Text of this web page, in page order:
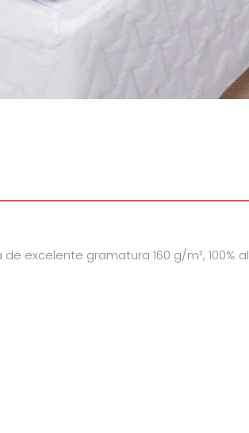
excelente gramatura 160 g/m²,